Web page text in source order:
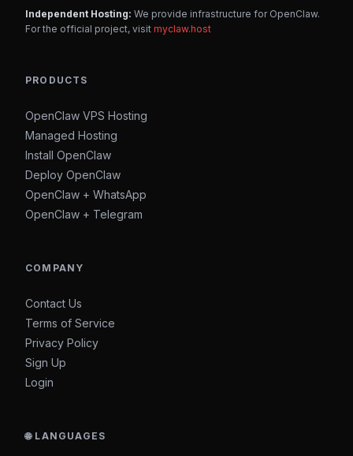
Independent Hosting: We provide infrastructure for OpenClaw.
For the official project, visit myclaw.host
PRODUCTS
OpenClaw VPS Hosting
Managed Hosting
Install OpenClaw
Deploy OpenClaw
OpenClaw + WhatsApp
OpenClaw + Telegram
COMPANY
Contact Us
Terms of Service
Privacy Policy
Sign Up
Login
🌐 LANGUAGES